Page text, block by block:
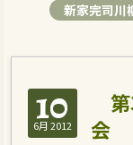
新家完司川
10
6月 2012
第
会